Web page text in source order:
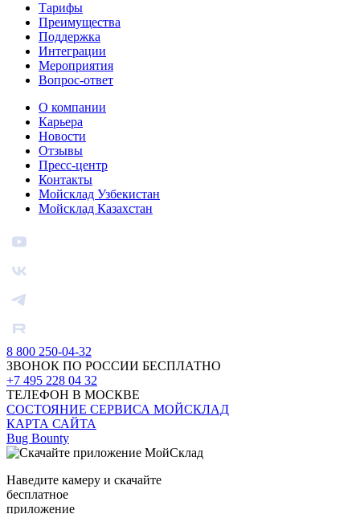
Тарифы
Преимущества
Поддержка
Интеграции
Мероприятия
Вопрос-ответ
О компании
Карьера
Новости
Отзывы
Пресс-центр
Контакты
Мойсклад Узбекистан
Мойсклад Казахстан
8 800 250-04-32
ЗВОНОК ПО РОССИИ БЕСПЛАТНО
+7 495 228 04 32
ТЕЛЕФОН В МОСКВЕ
СОСТОЯНИЕ СЕРВИСА МОЙСКЛАД
КАРТА САЙТА
Bug Bounty
Наведите камеру и скачайте
бесплатное
приложение